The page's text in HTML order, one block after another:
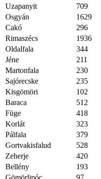
Uzapanyit
709
Osgyán
1629
Cakó
296
Rimaszécs
1936
Oldalfala
344
Jéne
211
Martonfala
230
Sajórecske
235
Kisgömöri
102
Baraca
512
Füge
418
Korlát
323
Pálfala
379
Gortvakisfalud
528
Zeherje
420
Bellény
193
Gömörlipóc
97